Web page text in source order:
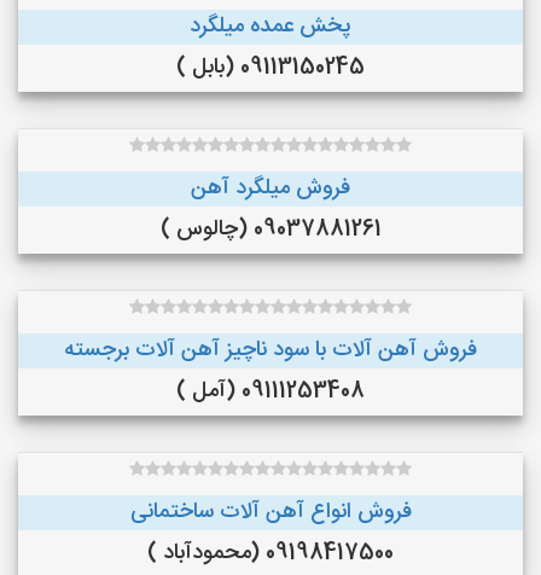
پخش عمده میلگرد
09113150245 (بابل )
فروش میلگرد آهن
09037881261 (چالوس )
فروش آهن آلات با سود ناچیز آهن آلات برجسته
09111253408 (آمل )
فروش انواع آهن آلات ساختمانی
09198417500 (محمودآباد )